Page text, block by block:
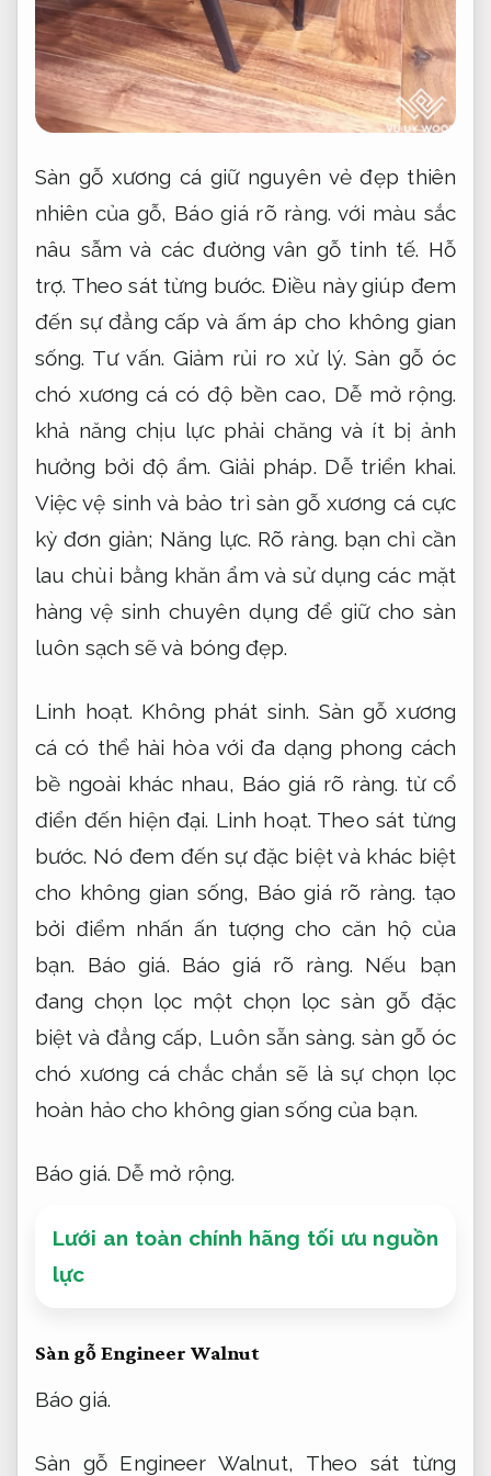
Sàn gỗ xương cá giữ nguyên vẻ đẹp thiên
nhiên của gỗ, Báo giá rõ ràng. với màu sắc
nâu sẫm và các đường vân gỗ tinh tế. Hỗ
trợ. Theo sát từng bước. Điều này giúp đem
đến sự đẳng cấp và ấm áp cho không gian
sống. Tư vấn. Giảm rủi ro xử lý. Sàn gỗ óc
chó xương cá có độ bền cao, Dễ mở rộng.
khả năng chịu lực phải chăng và ít bị ảnh
hưởng bởi độ ẩm.Giải pháp. Dễ triển khai.
Việc vệ sinh và bảo trì sàn gỗ xương cá cực
kỳ đơn giản; Năng lực. Rõ ràng. bạn chỉ cần
lau chùi bằng khăn ẩm và sử dụng các mặt
hàng vệ sinh chuyên dụng để giữ cho sàn
luôn sạch sẽ và bóng đẹp.
Linh hoạt. Không phát sinh. Sàn gỗ xương
cá có thể hài hòa với đa dạng phong cách
bề ngoài khác nhau, Báo giá rõ ràng. từ cổ
điển đến hiện đại. Linh hoạt. Theo sát từng
bước. Nó đem đến sự đặc biệt và khác biệt
cho không gian sống, Báo giá rõ ràng. tạo
bởi điểm nhấn ấn tượng cho căn hộ của
bạn. Báo giá. Báo giá rõ ràng. Nếu bạn
đang chọn lọc một chọn lọc sàn gỗ đặc
biệt và đẳng cấp, Luôn sẵn sàng. sàn gỗ óc
chó xương cá chắc chắn sẽ là sự chọn lọc
hoàn hảo cho không gian sống của bạn.
Báo giá. Dễ mở rộng.
Lưới an toàn chính hãng tối ưu nguồn
lực
Sàn gỗ Engineer Walnut
Báo giá.
Sàn gỗ Engineer Walnut, Theo sát từng